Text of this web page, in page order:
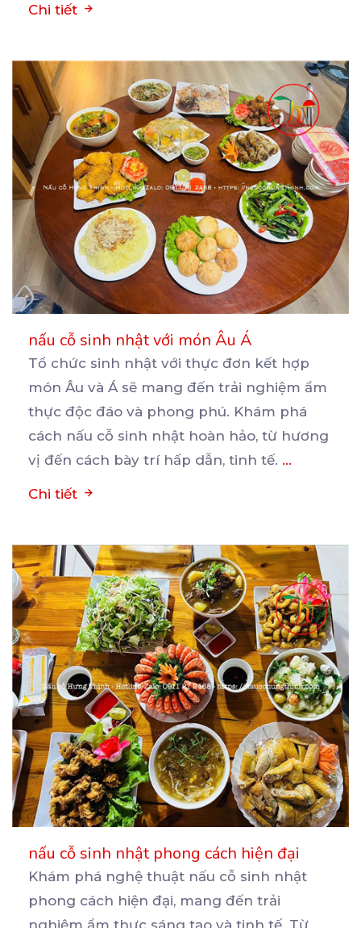
Chi tiết
nấu cỗ sinh nhật với món Âu Á
Tổ chức sinh nhật với thực đơn kết hợp
món Âu và Á sẽ mang đến trải nghiệm ẩm
thực độc đáo và phong phú. Khám phá
cách nấu cỗ sinh nhật hoàn hảo, từ hương
vị đến cách bày trí hấp dẫn, tinh tế. ...
Chi tiết
nấu cỗ sinh nhật phong cách hiện đại
Khám phá nghệ thuật nấu cỗ sinh nhật
phong cách hiện đại, mang đến trải
nghiệm ẩm thực sáng tạo và tinh tế. Từ